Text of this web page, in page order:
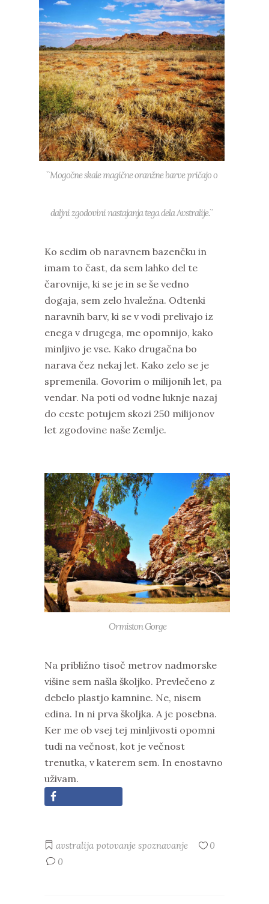
``Mogočne skale magične oranžne barve pričajo o
daljni zgodovini nastajanja tega dela Avstralije.``
Ko sedim ob naravnem bazenčku in
imam to čast, da sem lahko del te
čarovnije, ki se je in se še vedno
dogaja, sem zelo hvaležna. Odtenki
naravnih barv, ki se v vodi prelivajo iz
enega v drugega, me opomnijo, kako
minljivo je vse. Kako drugačna bo
narava čez nekaj let. Kako zelo se je
spremenila. Govorim o milijonih let, pa
vendar. Na poti od vodne luknje nazaj
do ceste potujem skozi 250 milijonov
let zgodovine naše Zemlje.
Ormiston Gorge
Na približno tisoč metrov nadmorske
višine sem našla školjko. Prevlečeno z
debelo plastjo kamnine. Ne, nisem
edina. In ni prva školjka. A je posebna.
Ker me ob vsej tej minljivosti opomni
tudi na večnost, kot je večnost
trenutka, v katerem sem. In enostavno
uživam.
avstralija potovanje spoznavanje
0
0